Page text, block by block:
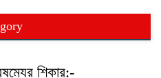
শিকার:-